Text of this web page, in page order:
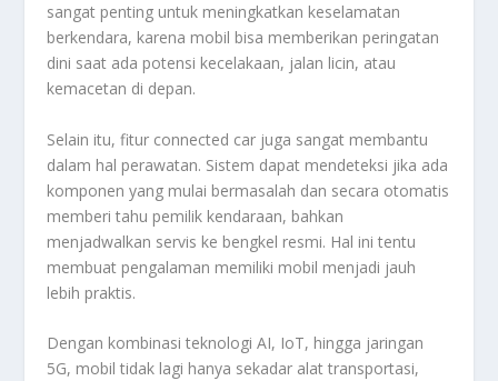
sangat penting untuk meningkatkan keselamatan
berkendara, karena mobil bisa memberikan peringatan
dini saat ada potensi kecelakaan, jalan licin, atau
kemacetan di depan.
Selain itu, fitur connected car juga sangat membantu
dalam hal perawatan. Sistem dapat mendeteksi jika ada
komponen yang mulai bermasalah dan secara otomatis
memberi tahu pemilik kendaraan, bahkan
menjadwalkan servis ke bengkel resmi. Hal ini tentu
membuat pengalaman memiliki mobil menjadi jauh
lebih praktis.
Dengan kombinasi teknologi AI, IoT, hingga jaringan
5G, mobil tidak lagi hanya sekadar alat transportasi,